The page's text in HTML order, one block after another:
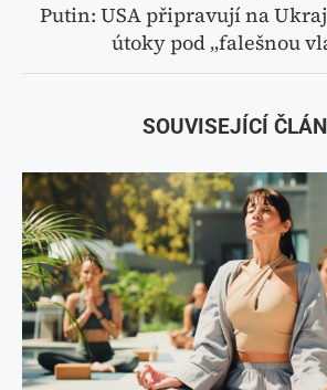
Putin: USA připravují na
útoky pod „falešnou
SOUVISEJÍCÍ